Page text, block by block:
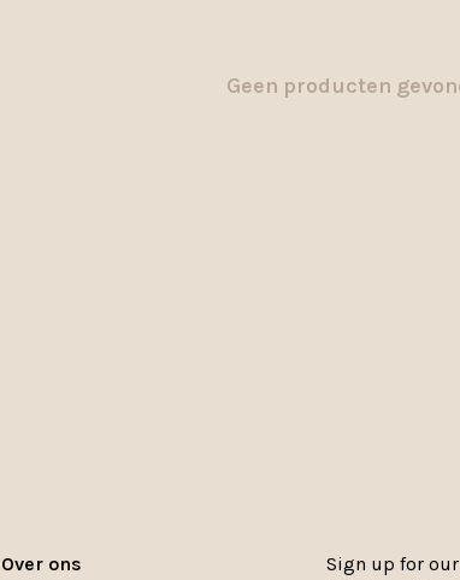
Geen producten
Over ons
Sign up for